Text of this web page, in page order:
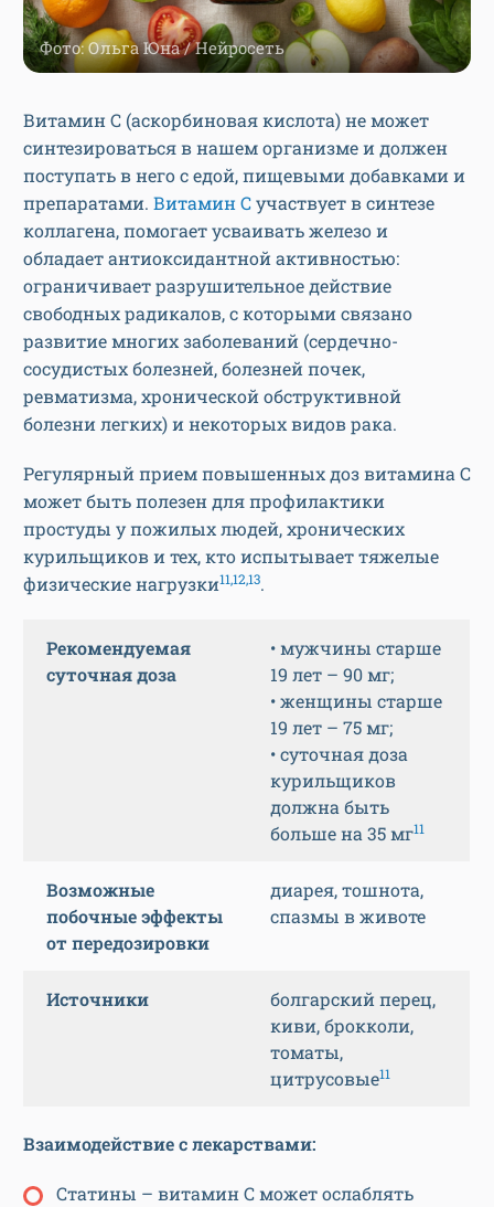
Фото: Ольга Юна / Нейросеть
Витамин С (аскорбиновая кислота) не может
синтезироваться в нашем организме и должен
поступать в него с едой, пищевыми добавками и
препаратами. Витамин Сучаствует в синтезе
коллагена, помогает усваивать железо и
обладает антиоксидантной активностью:
ограничивает разрушительное действие
свободных радикалов, с которыми связано
развитие многих заболеваний (сердечно-
сосудистых болезней, болезней почек,
ревматизма, хронической обструктивной
болезни легких) и некоторых видов рака.
Регулярный прием повышенных доз витамина С
может быть полезен для профилактики
простуды у пожилых людей, хронических
курильщиков и тех, кто испытывает тяжелые
физические нагрузки11,12,13.
Рекомендуемая
суточная доза
• мужчины старше
19 лет – 90 мг;
• женщины старше
19 лет – 75 мг;
• суточная доза
курильщиков
должна быть
больше на 35 мг11
Возможные
побочные эффекты
от передозировки
диарея, тошнота,
спазмы в животе
Источники
болгарский перец,
киви, брокколи,
томаты,
цитрусовые11
Взаимодействие слекарствами:
Статины – витамин С может ослаблять